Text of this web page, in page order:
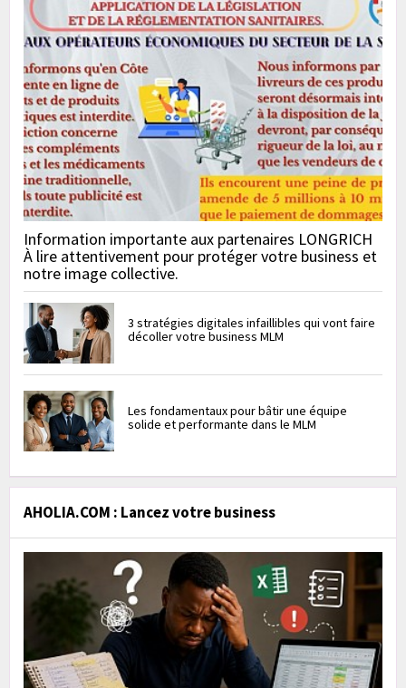
Information importante aux partenaires LONGRICH
À lire attentivement pour protéger votre business et
notre image collective.
3 stratégies digitales infaillibles qui vont faire
décoller votre business MLM
Les fondamentaux pour bâtir une équipe
solide et performante dans le MLM
AHOLIA.COM : Lancez votre business